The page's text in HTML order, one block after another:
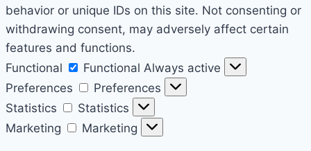
behavior or unique IDs on this site. Not consenting or
withdrawing consent, may adversely affect certain
features and functions.
Functional
Functional Always active
Preferences
Preferences
Statistics
Statistics
Marketing
Marketing